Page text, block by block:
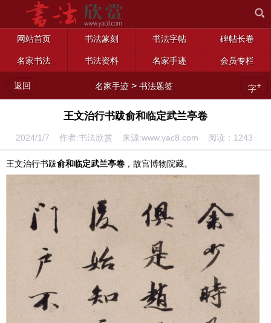
网站首页 书法篆刻 书法字帖 碑帖长卷
名家书法 书法资料 名家手迹 会员专栏
返回 名家手迹 >书法题签 字+
王文治行书跋俞和临定武兰亭卷
2024/1/7 作者:书法欣赏 来源:www.yac8.com 阅读： 1243
王文治行书跋俞和临定武兰亭卷 ，故宫博物院藏。